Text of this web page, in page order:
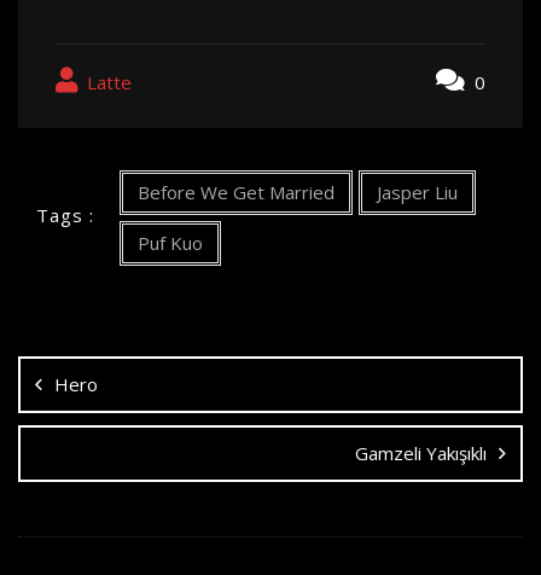
Latte 0
Tags :
Before We Get Married Jasper Liu
Puf Kuo
dolaşımı
Hero
Gamzeli Yakışıklı